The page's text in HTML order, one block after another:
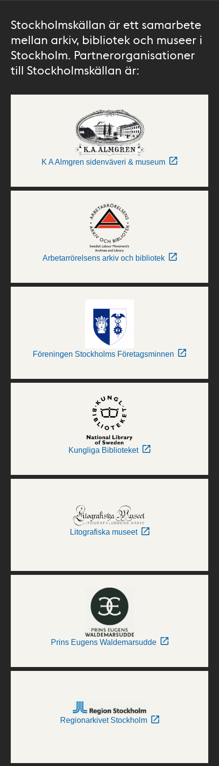
Stockholmskällan är ett samarbete
mellan arkiv, bibliotek och museer i
Stockholm. Partnerorganisationer
till Stockholmskällan är:
K A Almgren sidenväveri & museum
Arbetarrörelsens arkiv och bibliotek
Föreningen Stockholms Företagsminnen
Kungliga Biblioteket
Litografiska museet
Prins Eugens Waldemarsudde
Regionarkivet Stockholm